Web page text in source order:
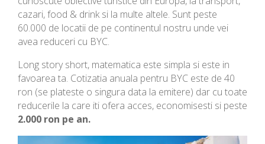
cazari, food & drink si la multe altele. Sunt peste
60.000 de locatii de pe continentul nostru unde vei
avea reduceri cu BYC.
Long story short, matematica este simpla si este in
favoarea ta. Cotizatia anuala pentru BYC este de 40
ron (se plateste o singura data la emitere) dar cu toate
reducerile la care iti ofera acces, economisesti si peste
2.000 ron pe an.